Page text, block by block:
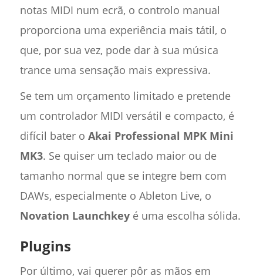
notas MIDI num ecrã, o controlo manual
proporciona uma experiência mais tátil, o
que, por sua vez, pode dar à sua música
trance uma sensação mais expressiva.
Se tem um orçamento limitado e pretende
um controlador MIDI versátil e compacto, é
difícil bater o Akai Professional MPK Mini
MK3. Se quiser um teclado maior ou de
tamanho normal que se integre bem com
DAWs, especialmente o Ableton Live, o
Novation Launchkeyé uma escolha sólida.
Plugins
Por último, vai querer pôr as mãos em